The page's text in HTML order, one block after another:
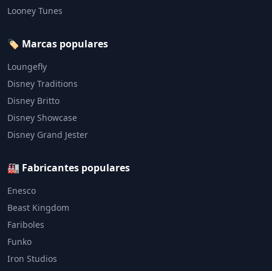
Looney Tunes
🏷️ Marcas populares
Loungefly
Disney Traditions
Disney Britto
Disney Showcase
Disney Grand Jester
🏭 Fabricantes populares
Enesco
Beast Kingdom
Fariboles
Funko
Iron Studios